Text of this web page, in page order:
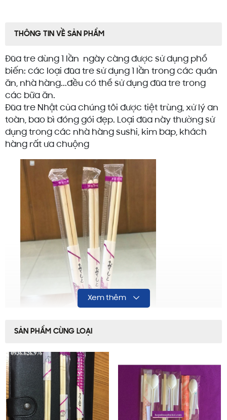
THÔNG TIN VỀ SẢN PHẨM
Đũa tre dùng 1 lần ngày càng được sử dụng phổ
biến: các loại đũa tre sử dụng 1 lần trong các quán
ăn, nhà hàng...đều có thể sử dụng đũa tre trong
các bữa ăn.
Đũa tre Nhật của chúng tôi được tiệt trùng, xử lý an
toàn, bao bì đóng gói đẹp. Loại đũa này thường sử
dụng trong các nhà hàng sushi, kim bap, khách
hàng rất ưa chuộng
Xem thêm
SẢN PHẨM CÙNG LOẠI